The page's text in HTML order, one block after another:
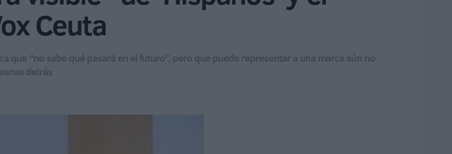
Ceuta
que “no sabe qué pasará en el futuro”, pero que puede representar a una marca aún no
detrás